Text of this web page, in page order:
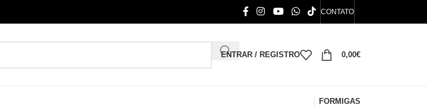
CONTATO
ENTRAR / REGISTRO 0,00€
FORMIGAS